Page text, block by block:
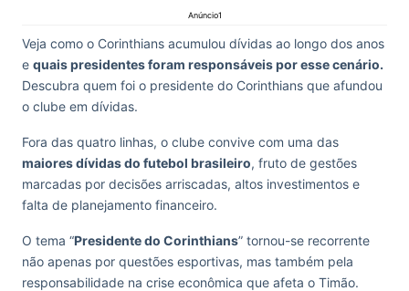
Anúncio1
Veja como o Corinthians acumulou dívidas ao longo dos anos
e quais presidentes foram responsáveis por esse cenário.
Descubra quem foi o presidente do Corinthians que afundou
o clube em dívidas.
Fora das quatro linhas, o clube convive com uma das
maiores dívidas do futebol brasileiro, fruto de gestões
marcadas por decisões arriscadas, altos investimentos e
falta de planejamento financeiro.
O tema “Presidente do Corinthians” tornou-se recorrente
não apenas por questões esportivas, mas também pela
responsabilidade na crise econômica que afeta o Timão.